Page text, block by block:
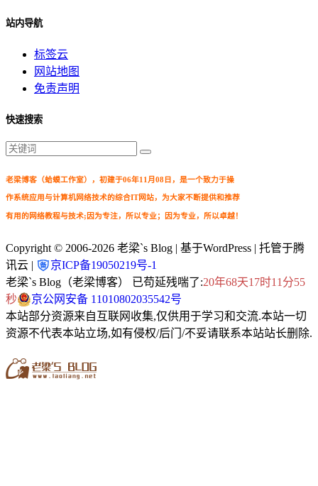
站内导航
标签云
网站地图
免责声明
快速搜索
老梁博客（蛤蟆工作室），初建于06年11月08日，是一个致力于操
作系统应用与计算机网络技术的综合IT网站，为大家不断提供和推荐
有用的网络教程与技术;因为专注，所以专业；因为专业，所以卓越！
Copyright © 2006-2026 老梁`s Blog | 基于WordPress | 托管于腾
讯云 |
京ICP备19050219号-1
老梁`s Blog（老梁博客） 已苟延残喘了:20年68天17时11分56
秒
京公网安备 11010802035542号
本站部分资源来自互联网收集,仅供用于学习和交流.本站一切
资源不代表本站立场,如有侵权/后门/不妥请联系本站站长删除.